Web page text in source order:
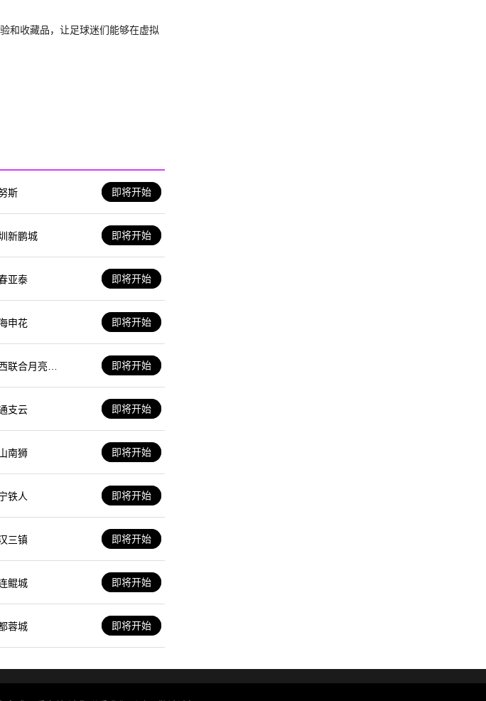
和收藏品，让足球迷们能够在虚拟
斯 即将开始
新鹏城 即将开始
亚泰 即将开始
申花 即将开始
联合月亮泊
即将开始
支云 即将开始
南狮 即将开始
铁人 即将开始
三镇 即将开始
鲲城 即将开始
蓉城 即将开始